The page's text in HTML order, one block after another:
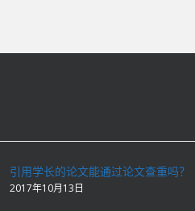
引用学长的论文能通过论文查重吗？
2017年10月13日